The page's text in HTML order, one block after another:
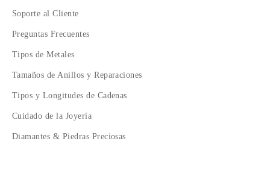
Soporte al Cliente
Preguntas Frecuentes
Tipos de Metales
Tamaños de Anillos y Reparaciones
Tipos y Longitudes de Cadenas
Cuidado de la Joyería
Diamantes & Piedras Preciosas